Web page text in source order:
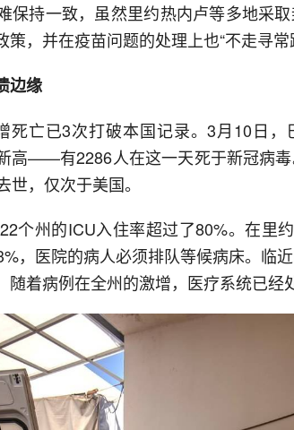
保持一致，虽然里约热内卢等多地采
，并在疫苗问题的处理上也“不走寻常
边缘
死亡已3次打破本国记录。3月10日，
高——有2286人在这一天死于新冠病
，仅次于美国。
个州的ICU入住率超过了80%。在里
，医院的病人必须排队等候病床。临
着病例在全州的激增，医疗系统已经